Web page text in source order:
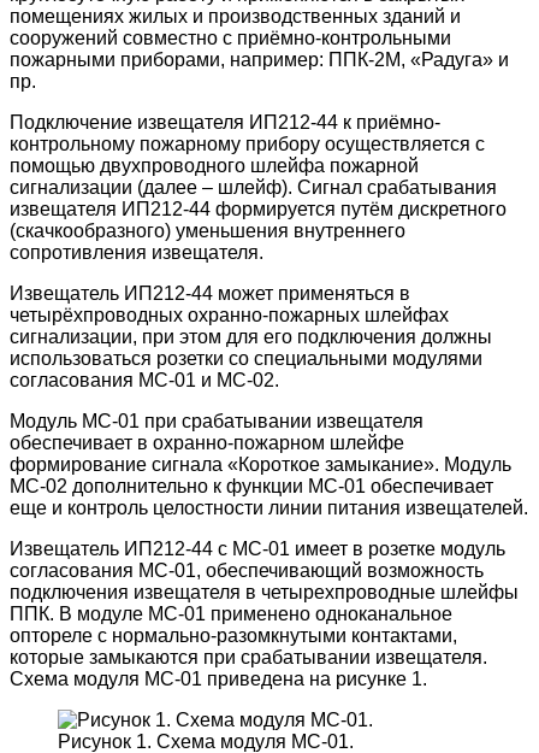
помещениях жилых и производственных зданий и
сооружений совместно с приёмно-контрольными
пожарными приборами, например: ППК-2М, «Радуга» и
пр.
Подключение извещателя ИП212-44 к приёмно-
контрольному пожарному прибору осуществляется с
помощью двухпроводного шлейфа пожарной
сигнализации (далее – шлейф). Сигнал срабатывания
извещателя ИП212-44 формируется путём дискретного
(скачкообразного) уменьшения внутреннего
сопротивления извещателя.
Извещатель ИП212-44 может применяться в
четырёхпроводных охранно-пожарных шлейфах
сигнализации, при этом для его подключения должны
использоваться розетки со специальными модулями
согласования МС-01 и МС-02.
Модуль МС-01 при срабатывании извещателя
обеспечивает в охранно-пожарном шлейфе
формирование сигнала «Короткое замыкание». Модуль
МС-02 дополнительно к функции МС-01 обеспечивает
еще и контроль целостности линии питания извещателей.
Извещатель ИП212-44 с МС-01 имеет в розетке модуль
согласования МС-01, обеспечивающий возможность
подключения извещателя в четырехпроводные шлейфы
ППК. В модуле МС-01 применено одноканальное
оптореле с нормально-разомкнутыми контактами,
которые замыкаются при срабатывании извещателя.
Схема модуля МС-01 приведена на рисунке 1.
Рисунок 1. Схема модуля МС-01.